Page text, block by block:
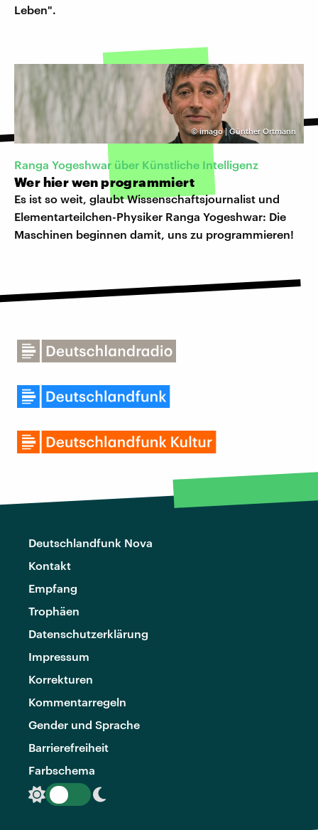
Leben".
©imago | Günther Ortmann
Ranga Yogeshwar über Künstliche Intelligenz
Wer hier wen programmiert
Es ist so weit, glaubt Wissenschaftsjournalist und
Elementarteilchen-Physiker Ranga Yogeshwar: Die
Maschinen beginnen damit, uns zu programmieren!
Deutschlandfunk Nova
Kontakt
Empfang
Trophäen
Datenschutzerklärung
Impressum
Korrekturen
Kommentarregeln
Gender und Sprache
Barrierefreiheit
Farbschema